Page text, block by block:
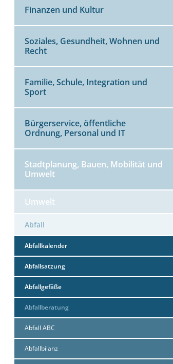
Finanzen und Kultur
Soziales, Gesundheit, Wohnen und
Recht
Familie, Schule, Integration und
Sport
Bürgerservice, öffentliche
Ordnung, Personal und IT
Stadtplanung, Bauen, Mobilität und
Umwelt
Umwelt
Abfall
Abfallkalender
Abfallsatzung
Abfallgefäße
Abfallberatung
Abfall ABC
Abfallbilanz